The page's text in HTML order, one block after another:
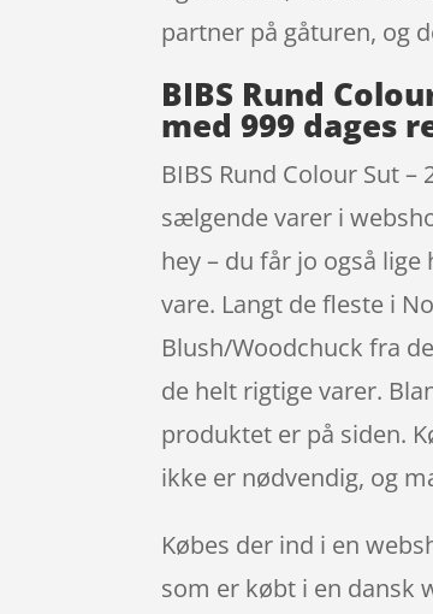
partner på gåturen, og
BIBS Rund
med 999 dages
BIBS Rund Colour Sut
sælgende varer i
hey – du får jo også
vare. Langt de fleste i
Blush/Woodchuck fra
de helt rigtige varer.
produktet er på siden.
ikke er nødvendig, og
Købes der ind i en
som er købt i en dansk